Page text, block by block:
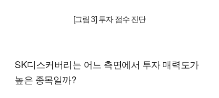
[그림 3] 투자 점수 진단
SK디스커버리는 어느 측면에서 투자 매력도가
높은 종목일까?